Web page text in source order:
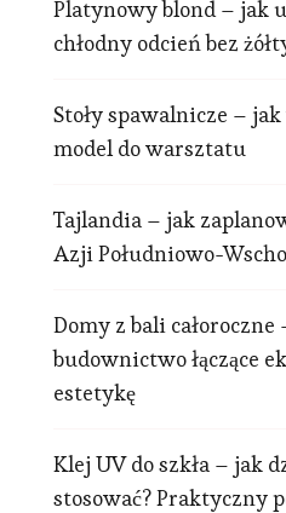
Platynowy blond – jak
chłodny odcień bez
Stoły spawalnicze –
model do warsztatu
Tajlandia – jak
Azji Południowo-
Domy z bali
budownictwo łączące
estetykę
Klej UV do szkła – jak
stosować? Praktyczny